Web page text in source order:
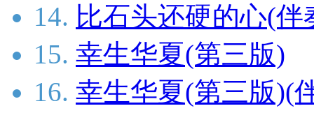
14. 比石头还硬的心(伴
15. 幸生华夏(第三版)
16. 幸生华夏(第三版)(